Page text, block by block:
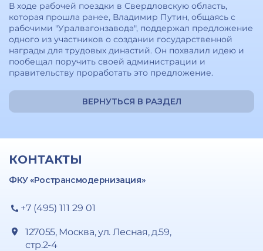
В ходе рабочей поездки в Свердловскую область,
которая прошла ранее, Владимир Путин, общаясь с
рабочими "Уралвагонзавода", поддержал предложение
одного из участников о создании государственной
награды для трудовых династий. Он похвалил идею и
пообещал поручить своей администрации и
правительству проработать это предложение.
ВЕРНУТЬСЯ В РАЗДЕЛ
КОНТАКТЫ
ФКУ «Ространсмодернизация»
+7 (495) 111 29 01
127055, Москва, ул. Лесная, д.59,
стр.2-4